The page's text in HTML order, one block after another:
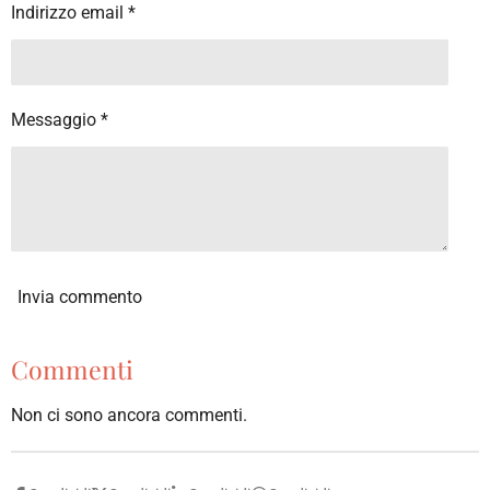
Indirizzo email *
Messaggio *
Invia commento
Commenti
Non ci sono ancora commenti.